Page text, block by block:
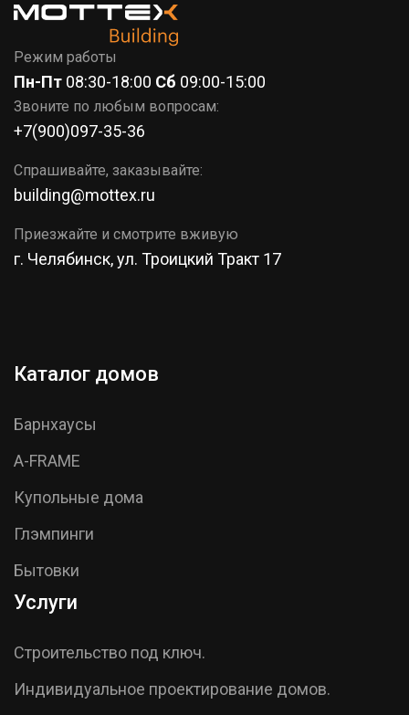
Режим работы
Пн-Пт 08:30-18:00 Сб 09:00-15:00
Звоните по любым вопросам:
+7(900)097-35-36
Спрашивайте, заказывайте:
building@mottex.ru
Приезжайте и смотрите вживую
г. Челябинск, ул. Троицкий Тракт 17
Каталог домов
Барнхаусы
A-FRAME
Купольные дома
Глэмпинги
Бытовки
Услуги
Строительство под ключ.
Индивидуальное проектирование домов.